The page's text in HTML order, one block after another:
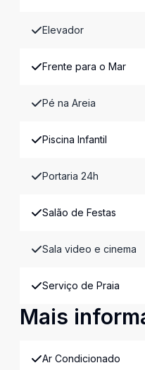
Elevador
Frente para o Mar
Pé na Areia
Piscina Infantil
Portaria 24h
Salão de Festas
Sala video e cinema
Serviço de Praia
Mais
Ar Condicionado